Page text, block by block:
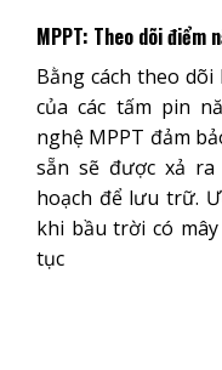
MPPT: Theo dõi điểm
Bằng cách theo
của các tấm pin
nghệ MPPT đảm
sẵn sẽ được xả
hoạch để lưu trữ.
khi bầu trời có
tục